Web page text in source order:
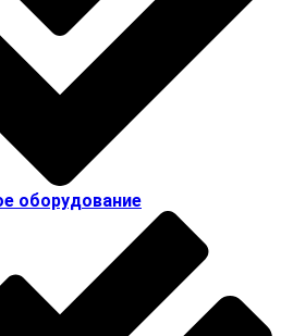
оборудование